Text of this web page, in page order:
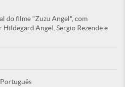
do filme "Zuzu Angel", com
Angel, Sergio Rezende e